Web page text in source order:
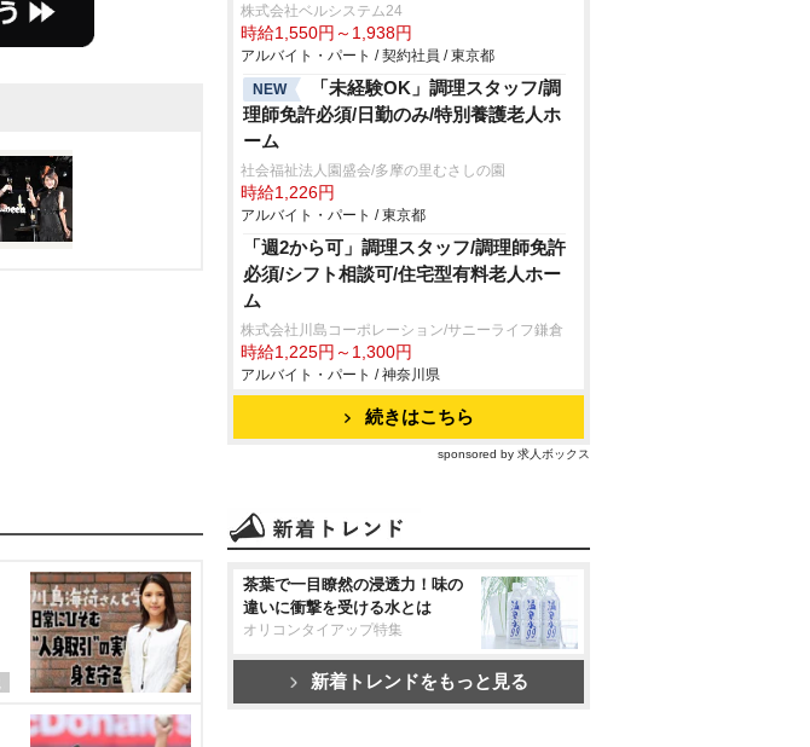
株式会社ベルシステム24
時給1,550円～1,938円
アルバイト・パート / 契約社員 / 東京都
NEW
「未経験OK」調理スタッフ/調
理師免許必須/日勤のみ/特別養護老人ホ
ーム
社会福祉法人園盛会/多摩の里むさしの園
時給1,226円
アルバイト・パート / 東京都
「週2から可」調理スタッフ/調理師免許
必須/シフト相談可/住宅型有料老人ホー
ム
株式会社川島コーポレーション/サニーライフ鎌倉
時給1,225円～1,300円
アルバイト・パート / 神奈川県
続きはこちら
sponsored by 求人ボックス
茶葉で一目瞭然の浸透力！味の
違いに衝撃を受ける水とは
オリコンタイアップ特集
新着トレンドをもっと見る